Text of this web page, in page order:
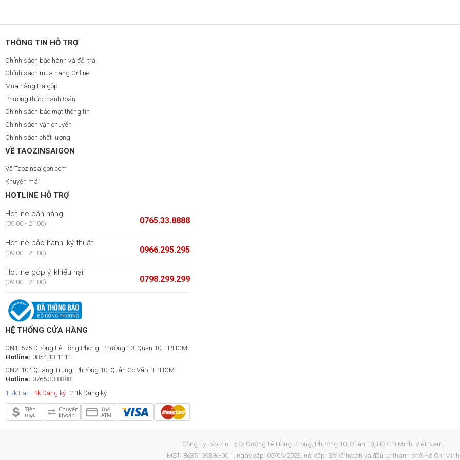
THÔNG TIN HỖ TRỢ
Chính sách bảo hành và đổi trả
Chính sách mua hàng Online
Mua hàng trả góp
Phương thức thanh toán
Chính sách bảo mật thông tin
Chính sách vận chuyển
Chính sách chất lượng
VỀ TAOZINSAIGON
Về Taozinsaigon.com
Khuyến mãi
HOTLINE HỖ TRỢ
Hotline bán hàng
(09:00 - 21:00) 0765.33.8888
Hotline bảo hành, kỹ thuật:
(09:00 - 21:00) 0966.295.295
Hotline góp ý, khiếu nại:
(09:00 - 21:00) 0798.299.299
HỆ THỐNG CỬA HÀNG
CN1: 575 Đường Lê Hồng Phong, Phường 10, Quận 10, TP.HCM
Hotline: 0854.13.1111
CN2: 104 Quang Trung, Phường 10, Quận Gò Vấp, TP.HCM
Hotline: 0765.33.8888
1.7k Fan
1k Đăng ký 2,1k Đăng ký
Công Ty Táo Zin - 575 Đường Lê Hồng Phong, Phường 10, Quận 10, Hồ Chí Minh, Việt Nam.
MST: 8635109396-001 , ngày cấp: 05/06/2023, nơi cấp: Sở kế hoạch và đầu tư thành phố Hồ Chí Minh